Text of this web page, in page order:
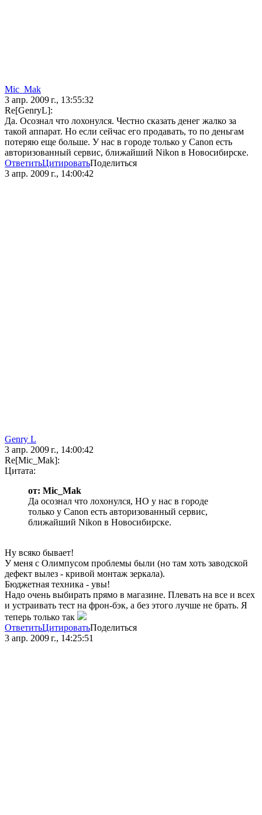
Mic_Mak
3 апр. 2009 г., 13:55:32
Re[GenryL]:
Да. Осознал что лохонулся. Честно сказать денег жалко за
такой аппарат. Но если сейчас его продавать, то по деньгам
потеряю еще больше. У нас в городе только у Canon есть
авторизованный сервис, ближайший Nikon в Новосибирске.
ОтветитьЦитироватьПоделиться
3 апр. 2009 г., 14:00:42
Genry L
3 апр. 2009 г., 14:00:42
Re[Mic_Mak]:
Цитата:
от: Mic_Mak
Да осознал что лохонулся, НО у нас в городе
только у Canon есть авторизованный сервис,
ближайший Nikon в Новосибирске.
Ну всяко бывает!
У меня с Олимпусом проблемы были (но там хоть заводской
дефект вылез - кривой монтаж зеркала).
Бюджетная техника - увы!
Надо очень выбирать прямо в магазине. Плевать на все и всех
и устраивать тест на фрон-бэк, а без этого лучше не брать. Я
теперь только так
ОтветитьЦитироватьПоделиться
3 апр. 2009 г., 14:25:51